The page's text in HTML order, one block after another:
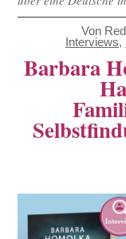
Von
Interviews,
Barbara